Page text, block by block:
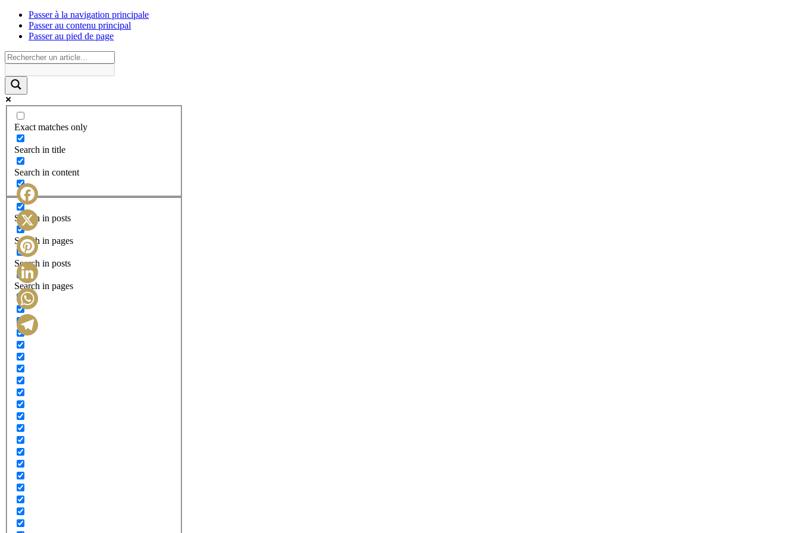
Passer à la navigation principale
Passer au contenu principal
Passer au pied de page
Exact matches only
Search in title
Search in content
Search in posts
Search in pages
Search in posts
Search in pages
Facebook
X
Pinterest
LinkedIn
WhatsApp
Telegram